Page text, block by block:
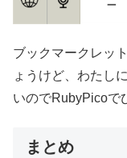
ブックマークレッ
ょうけど、わたし
いのでRubyPicoで
まとめ